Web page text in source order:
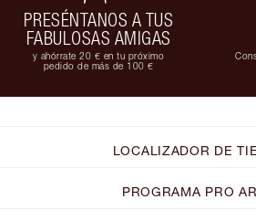
PRESÉNTANOS A TUS
FABULOSAS AMIGAS
y ahórrate 20 € en tu próximo
pedido de más de 100 €
LOCALIZADOR DE
PROGRAMA PRO